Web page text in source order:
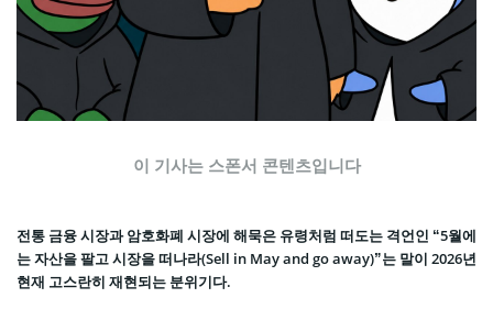
이 기사는 스폰서 콘텐츠입니다
전통 금융 시장과 암호화폐 시장에 해묵은 유령처럼 떠도는 격언인 “5월에
는 자산을 팔고 시장을 떠나라(Sell in May and go away)”는 말이 2026년
현재 고스란히 재현되는 분위기다.